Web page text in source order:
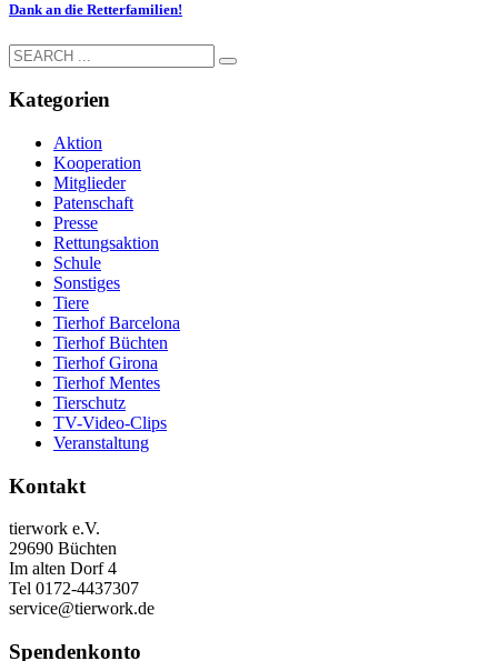
Dank an die Retterfamilien!
Kategorien
Aktion
Kooperation
Mitglieder
Patenschaft
Presse
Rettungsaktion
Schule
Sonstiges
Tiere
Tierhof Barcelona
Tierhof Büchten
Tierhof Girona
Tierhof Mentes
Tierschutz
TV-Video-Clips
Veranstaltung
Kontakt
tierwork e.V.
29690 Büchten
Im alten Dorf 4
Tel 0172-4437307
service@tierwork.de
Spendenkonto